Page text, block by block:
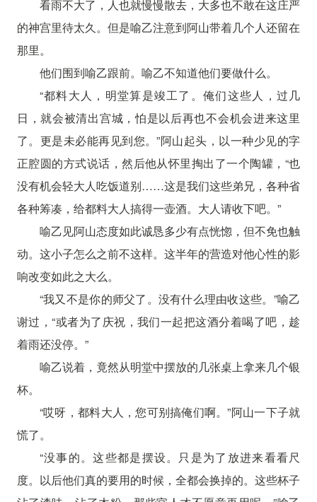
看雨不大了，人也就慢慢散去，大多也不敢在这庄严
的神宫里待太久。但是喻乙注意到阿山带着几个人还留在
那里。
他们围到喻乙跟前。喻乙不知道他们要做什么。
“都料大人，明堂算是竣工了。俺们这些人，过几
日，就会被清出宫城，怕是以后再也不会机会进来这里
了。更是未必能再见到您。”阿山起头，以一种少见的字
正腔圆的方式说话，然后他从怀里掏出了一个陶罐，“也
没有机会轻大人吃饭道别……这是我们这些弟兄，各种省
各种筹凑，给都料大人搞得一壶酒。大人请收下吧。”
喻乙见阿山态度如此诚恳多少有点恍惚，但不免也触
动。这小子怎么之前不这样。这半年的营造对他心性的影
响改变如此之大么。
“我又不是你的师父了。没有什么理由收这些。”喻乙
谢过，“或者为了庆祝，我们一起把这酒分着喝了吧，趁
着雨还没停。”
喻乙说着，竟然从明堂中摆放的几张桌上拿来几个银
杯。
“哎呀，都料大人，您可别搞俺们啊。”阿山一下子就
慌了。
“没事的。这些都是摆设。只是为了放进来看看尺
度。以后他们真的要用的时候，全都会换掉的。这些杯子